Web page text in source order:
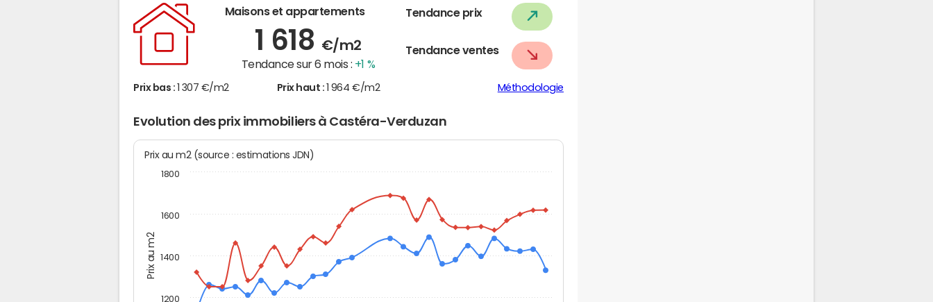
Maisons et appartements
1 618 €/m2
Tendance sur 6 mois : +1 %
Tendance prix
Tendance ventes
Prix bas : 1 307 €/m2 Prix haut : 1 964 €/m2 Méthodologie
Evolution des prix immobiliers à Castéra-Verduzan
Prix au m2
Prix au m2 (source : estimations JDN)
1200
1400
1600
1800